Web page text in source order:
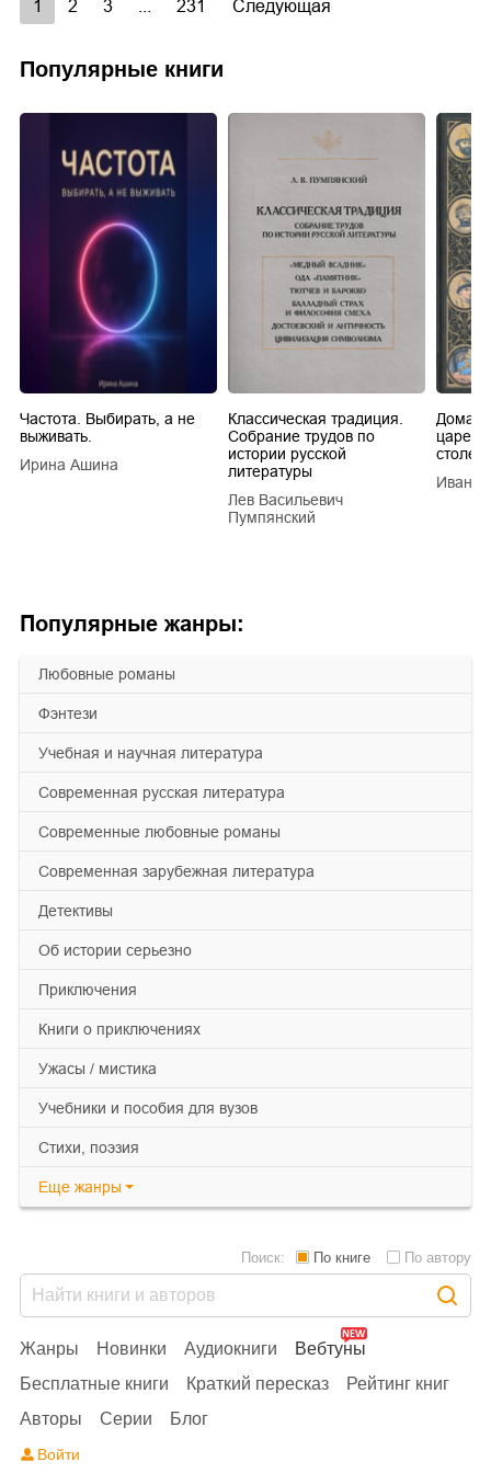
Популярные жанры:
любовные романы
фэнтези
учебная и научная литература
современная русская литература
современные любовные романы
современная зарубежная литература
детективы
об истории серьезно
приключения
книги о приключениях
ужасы / мистика
учебники и пособия для вузов
cтихи, поэзия
Еще жанры
1 2 3 231 Следующая
Популярные книги
Частота. Выбирать, а не
выживать.
Ирина Ашина
Классическая традиция.
Собрание трудов по
истории русской
литературы
Лев Васильевич
Пумпянский
царей
Иван
Жанры Новинки Аудиокниги
Вебтуны
Бесплатные книги
Краткий пересказ
Рейтинг книг
Авторы
Серии Блог
Поиск: По книге По автору
Войти